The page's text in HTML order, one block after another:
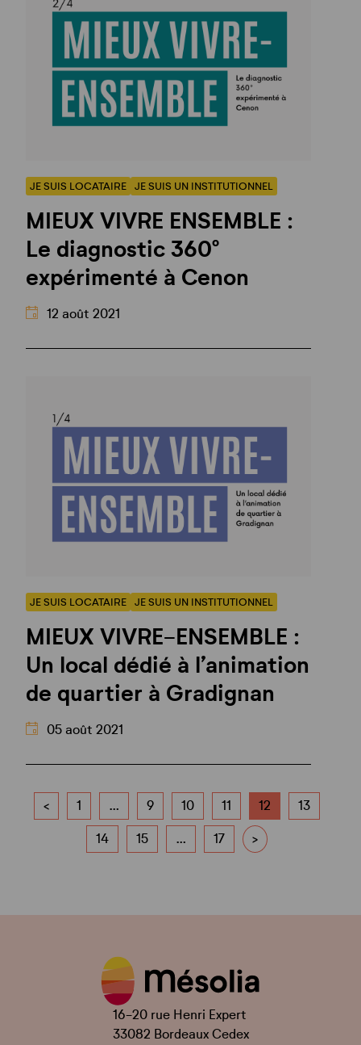
JE SUIS LOCATAIRE JE SUIS UN INSTITUTIONNEL
MIEUX VIVRE ENSEMBLE :
Le diagnostic 360°
expérimenté à Cenon
12 août 2021
JE SUIS LOCATAIRE JE SUIS UN INSTITUTIONNEL
MIEUX VIVRE-ENSEMBLE :
Un local dédié à l’animation
de quartier à Gradignan
05 août 2021
< 1 … 9 10 11 12 13
14 15 … 17 >
16-20 rue Henri Expert
33082 Bordeaux Cedex